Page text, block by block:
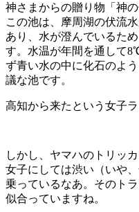
神さまからの贈り物「神の
この池は、摩周湖の伏流
あり、水が澄んでいるた
す。水温が年間を通して
ず青い水の中に化石のよ
議な池です。
高知から来たという女子
しかし、ヤマハのトリッカ
女子にしては渋い（いや
乗っているなあ。そのト
似合っていますね。